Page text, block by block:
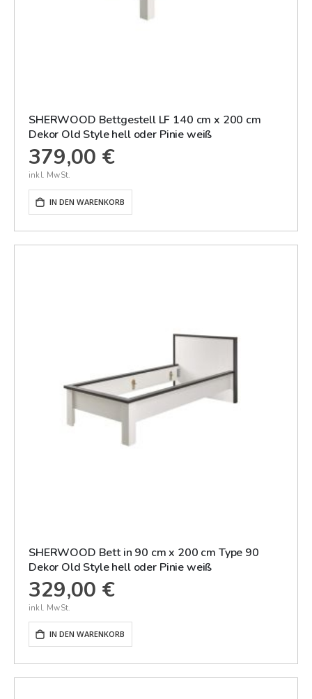
SHERWOOD Bettgestell LF 140 cm x 200 cm
Dekor Old Style hell oder Pinie weiß
379,00 €
IN DEN WARENKORB
SHERWOOD Bett in 90 cm x 200 cm Type 90
Dekor Old Style hell oder Pinie weiß
329,00 €
IN DEN WARENKORB